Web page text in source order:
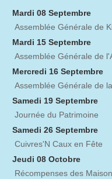
Mardi 08 Septembre
Assemblée Générale de
Mardi 15 Septembre
Assemblée Générale de
Mercredi 16 Septembre
Assemblée Générale de
Samedi 19 Septembre
Journée du Patrimoine
Samedi 26 Septembre
Cuivres'N Caux en Fête
Jeudi 08 Octobre
Récompenses des